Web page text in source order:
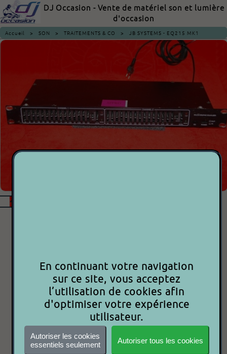
DJ Occasion - Vente de matériel son et lumière
d'occasion
Accueil > SON > TRAITEMENTS & CO > JB SYSTEMS - EQ215 MK1
60.00€
P 2 P
Acheter maintenant
Besoin d'aide ?
En continuant votre navigation
sur ce site, vous acceptez
l’utilisation de cookies afin
d'optimiser votre expérience
utilisateur.
Autoriser les cookies
essentiels seulement
Autoriser tous les cookies